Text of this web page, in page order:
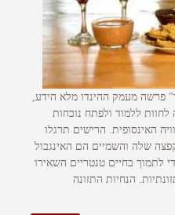
פרשה מעמק ההינדו מלא הידע,
ללמוד ולפתח נוכחות
האינסופית. הרישים תרגלו
שלה והשמיים הם האינגבול
לתמוך בחיים טנטריים השאירו
הנחיות התזונה